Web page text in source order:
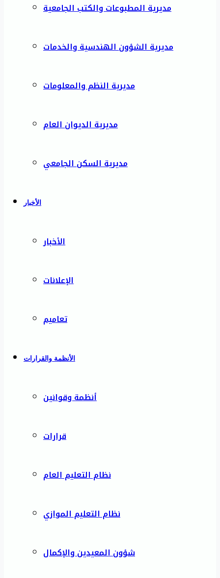
مديرية المطبوعات والكتب الجامعية
مديرية الشؤون الهندسية والخدمات
مديرية النظم والمعلومات
مديرية الديوان العام
مديرية السكن الجامعي
الأخبار
الأخبار
الإعلانات
تعاميم
الأنظمة والقرارات
أنظمة وقوانين
قرارات
نظام التعليم العام
نظام التعليم الموازي
شؤون المعيدين والإكمال